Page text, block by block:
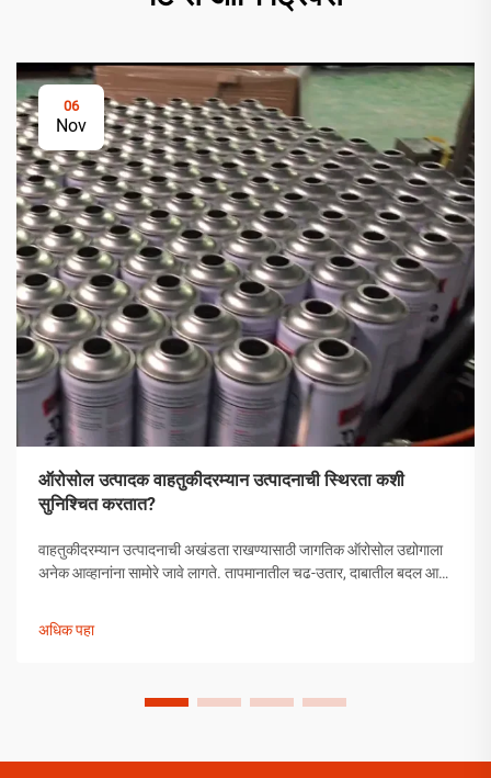
06
Nov
ऑरोसोल उत्पादक वाहतुकीदरम्यान उत्पादनाची स्थिरता कशी
सुनिश्चित करतात?
वाहतुकीदरम्यान उत्पादनाची अखंडता राखण्यासाठी जागतिक ऑरोसोल उद्योगाला
अनेक आव्हानांना सामोरे जावे लागते. तापमानातील चढ-उतार, दाबातील बदल आणि
उपाययोजना राबविल्या पाहिजेत.
अधिक पहा